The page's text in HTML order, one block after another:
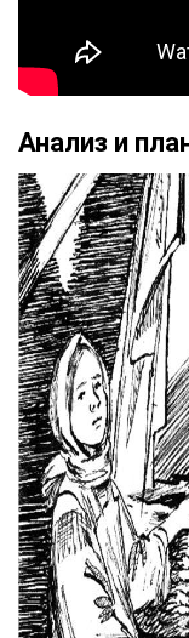
Анализ и